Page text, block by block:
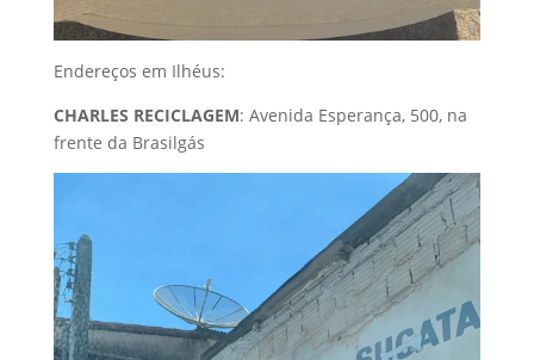
Endereços em Ilhéus:
CHARLES RECICLAGEM: Avenida Esperança, 500, na
frente da Brasilgás